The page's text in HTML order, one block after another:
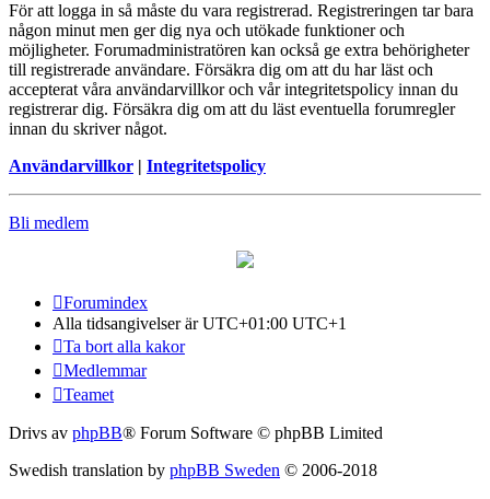
För att logga in så måste du vara registrerad. Registreringen tar bara
någon minut men ger dig nya och utökade funktioner och
möjligheter. Forumadministratören kan också ge extra behörigheter
till registrerade användare. Försäkra dig om att du har läst och
accepterat våra användarvillkor och vår integritetspolicy innan du
registrerar dig. Försäkra dig om att du läst eventuella forumregler
innan du skriver något.
Användarvillkor | Integritetspolicy
Bli medlem
Forumindex
Alla tidsangivelser är UTC+01:00 UTC+1
Ta bort alla kakor
Medlemmar
Teamet
Drivs av phpBB® Forum Software © phpBB Limited
Swedish translation by phpBB Sweden © 2006-2018